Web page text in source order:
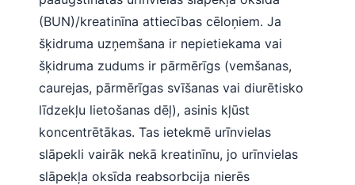
(BUN)/kreatinīna attiecības cēloņiem. Ja
šķidruma uzņemšana ir nepietiekama vai
šķidruma zudums ir pārmērīgs (vemšanas,
caurejas, pārmērīgas svīšanas vai diurētisko
līdzekļu lietošanas dēļ), asinis kļūst
koncentrētākas. Tas ietekmē urīnvielas
slāpekli vairāk nekā kreatinīnu, jo urīnvielas
slāpekļa oksīda reabsorbcija nierēs